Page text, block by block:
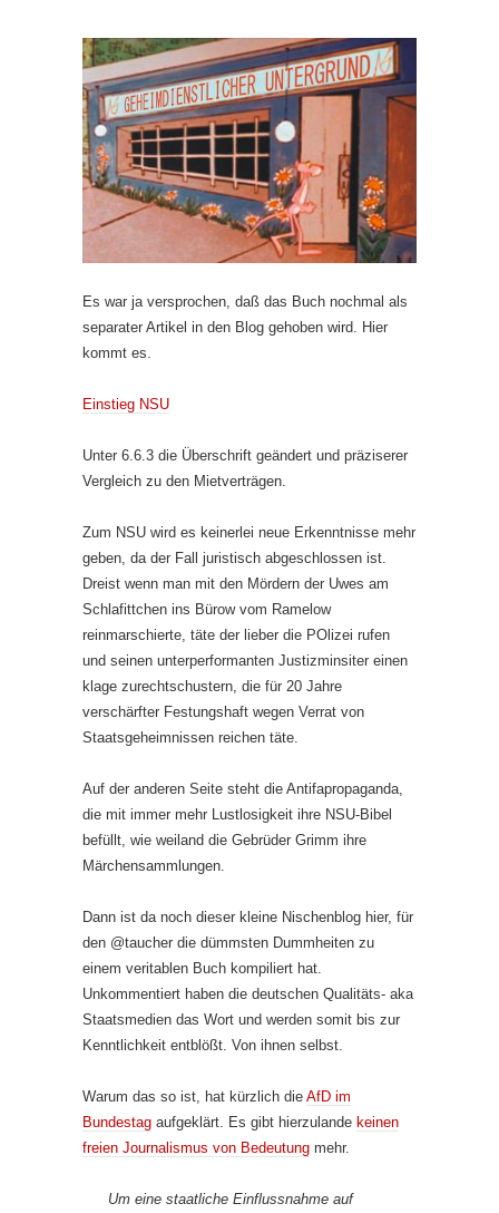
Es war ja versprochen, daß das Buch nochmal als
separater Artikel in den Blog gehoben wird. Hier
kommt es.
Einstieg NSU
Unter 6.6.3 die Überschrift geändert und präziserer
Vergleich zu den Mietverträgen.
Zum NSU wird es keinerlei neue Erkenntnisse mehr
geben, da der Fall juristisch abgeschlossen ist.
Dreist wenn man mit den Mördern der Uwes am
Schlafittchen ins Bürow vom Ramelow
reinmarschierte, täte der lieber die POlizei rufen
und seinen unterperformanten Justizminsiter einen
klage zurechtschustern, die für 20 Jahre
verschärfter Festungshaft wegen Verrat von
Staatsgeheimnissen reichen täte.
Auf der anderen Seite steht die Antifapropaganda,
die mit immer mehr Lustlosigkeit ihre NSU-Bibel
befüllt, wie weiland die Gebrüder Grimm ihre
Märchensammlungen.
Dann ist da noch dieser kleine Nischenblog hier, für
den @taucher die dümmsten Dummheiten zu
einem veritablen Buch kompiliert hat.
Unkommentiert haben die deutschen Qualitäts- aka
Staatsmedien das Wort und werden somit bis zur
Kenntlichkeit entblößt. Von ihnen selbst.
Warum das so ist, hat kürzlich die AfD im
Bundestag aufgeklärt. Es gibt hierzulande keinen
freien Journalismus von Bedeutung mehr.
Um eine staatliche Einflussnahme auf